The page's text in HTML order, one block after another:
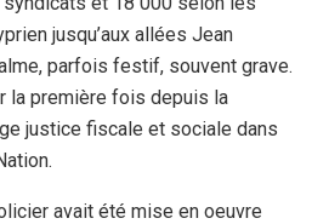
jusqu’aux allées Jean
parfois festif, souvent grave.
la première fois depuis la
justice fiscale et sociale dans
avait été mise en oeuvre